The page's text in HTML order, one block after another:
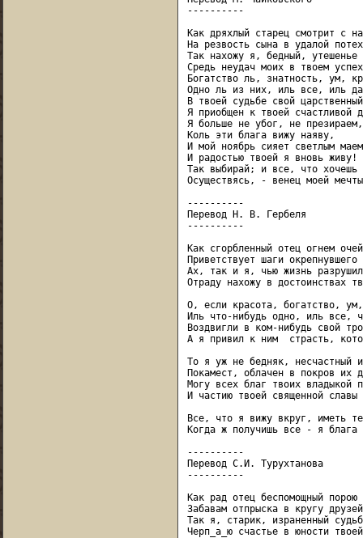
----------
Как дряхлый старец смотрит с
На резвость сына в удалой
Так нахожу я, бедный, утешенье
Средь неудач моих в твоем
Богатство ль, знатность, ум,
Одно ль из них, иль все, иль
В твоей судьбе свой
Я приобщен к твоей счастливой
Я больше не убог, не презираем,
Коль эти блага вижу наяву,
И мой ноябрь сияет светлым
И радостью твоей я вновь живу!
Так выбирай; и все, что хочешь
Осуществясь, - венец моей
----------
Перевод Н. В. Гербеля
----------
Как сгорбленный отец огнем
Приветствует шаги окрепнувшего
Ах, так и я, чью жизнь
Отраду нахожу в достоинствах
О, если красота, богатство,
Иль что-нибудь одно, иль все,
Воздвигли в ком-нибудь свой
А я привил к ним  страсть,
То я уж не бедняк, несчастный
Покамест, облачен в покров их
Могу всех благ твоих владыкой
И частию твоей священной славы
Все, что я вижу вкруг, иметь
Когда ж получишь все - я блага
----------
Перевод С.И. Турухтанова
----------
Как рад отец беспомощный порою
Забавам отпрыска в кругу
Так я, старик, израненный
Черп_а_ю счастье в юности